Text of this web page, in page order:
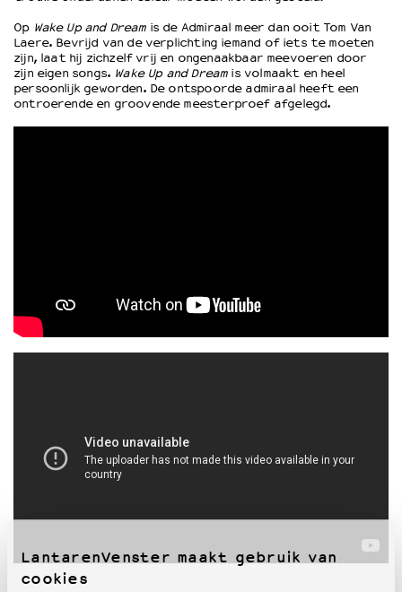
LantarenVenster maakt gebruik van
cookies
Culturele boycot Israël
Ruimte voor artistieke vrijheid – VNPF
Op Wake Up and Dreamis de Admiraal meer dan ooit Tom Van
Laere. Bevrijd van de verplichting iemand of iets te moeten
zijn, laat hij zichzelf vrij en ongenaakbaar meevoeren door
zijn eigen songs. Wake Up and Dreamis volmaakt en heel
persoonlijk geworden. De ontspoorde admiraal heeft een
ontroerende en groovende meesterproef afgelegd.